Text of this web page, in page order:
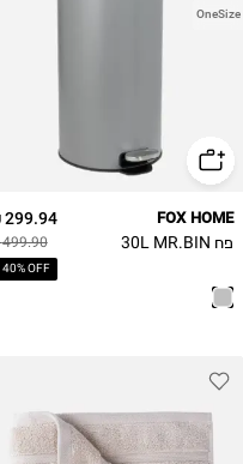
OneSize
299.94 ₪
499.90 ₪
40% OFF
FOX HOME
פח 30L MR.BIN